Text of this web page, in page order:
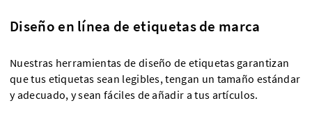
Diseño en línea de etiquetas de marca
Nuestras herramientas de diseño de etiquetas garantizan
que tus etiquetas sean legibles, tengan un tamaño estándar
y adecuado, y sean fáciles de añadir a tus artículos.